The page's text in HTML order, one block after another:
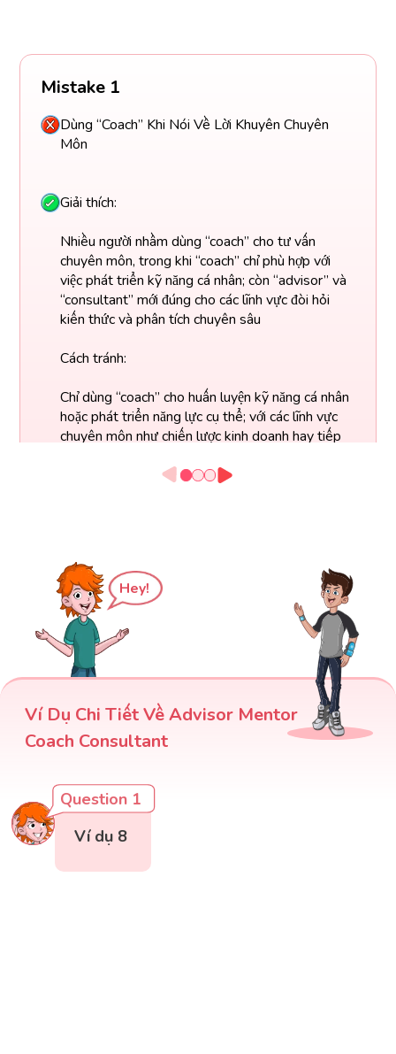
Mistake 1
Dùng “Coach” Khi Nói Về Lời Khuyên Chuyên
Môn
Giải thích:
Nhiều người nhầm dùng “coach” cho tư vấn
chuyên môn, trong khi “coach” chỉ phù hợp với
việc phát triển kỹ năng cá nhân; còn “advisor” và
“consultant” mới đúng cho các lĩnh vực đòi hỏi
kiến thức và phân tích chuyên sâu
Cách tránh:
Chỉ dùng “coach” cho huấn luyện kỹ năng cá nhân
hoặc phát triển năng lực cụ thể; với các lĩnh vực
chuyên môn như chiến lược kinh doanh hay tiếp
sai
strategy.
Câu
đúng
We hired a marketing consultant to
restructure our entire marketing
strategy. (Chúng tôi thuê một nhà tư vấn
tiếp thị để tái cấu trúc toàn bộ chiến lược
Hey!
Ví Dụ Chi Tiết Về Advisor Mentor
Coach Consultant
Question 1
Ví dụ 8